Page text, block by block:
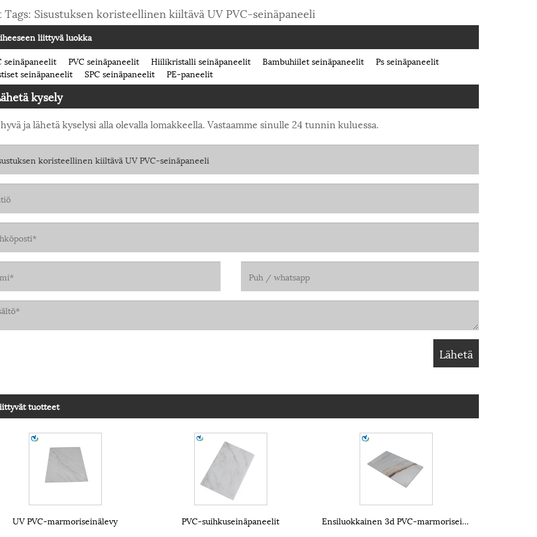
Tags: Sisustuksen koristeellinen kiiltävä UV PVC-seinäpaneeli
liittyvä luokka
seinäpaneelit
PVC seinäpaneelit Hiilikristalli seinäpaneelit Bambuhiilet seinäpaneelit
Ps seinäpaneelit
seinäpaneelit
SPC seinäpaneelit PE-paneelit
kysely
ja lähetä kyselysi alla olevalla lomakkeella. Vastaamme sinulle 24 tunnin kuluessa.
tuotteet
UV PVC-marmoriseinälevy PVC-suihkuseinäpaneelit Ensiluokkainen 3d PVC-marmoriseinälevy